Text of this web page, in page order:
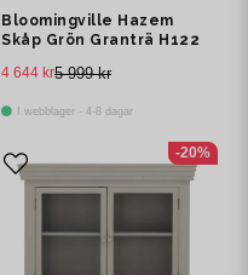
Bloomingville Hazem
Skåp Grön Granträ H122
5 999 kr
4 644 kr
I webblager - 4-8 dagar
-20%